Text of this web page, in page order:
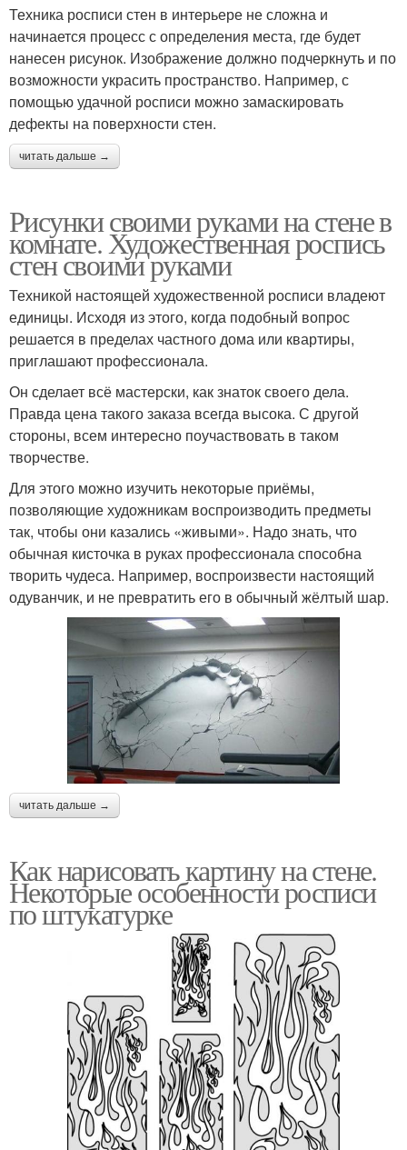
Техника росписи стен в интерьере не сложна и
начинается процесс с определения места, где будет
нанесен рисунок. Изображение должно подчеркнуть и по
возможности украсить пространство. Например, с
помощью удачной росписи можно замаскировать
дефекты на поверхности стен.
читать дальше →
Рисунки своими руками на стене в
комнате. Художественная роспись
стен своими руками
Техникой настоящей художественной росписи владеют
единицы. Исходя из этого, когда подобный вопрос
решается в пределах частного дома или квартиры,
приглашают профессионала.
Он сделает всё мастерски, как знаток своего дела.
Правда цена такого заказа всегда высока. С другой
стороны, всем интересно поучаствовать в таком
творчестве.
Для этого можно изучить некоторые приёмы,
позволяющие художникам воспроизводить предметы
так, чтобы они казались «живыми». Надо знать, что
обычная кисточка в руках профессионала способна
творить чудеса. Например, воспроизвести настоящий
одуванчик, и не превратить его в обычный жёлтый шар.
читать дальше →
Как нарисовать картину на стене.
Некоторые особенности росписи
по штукатурке